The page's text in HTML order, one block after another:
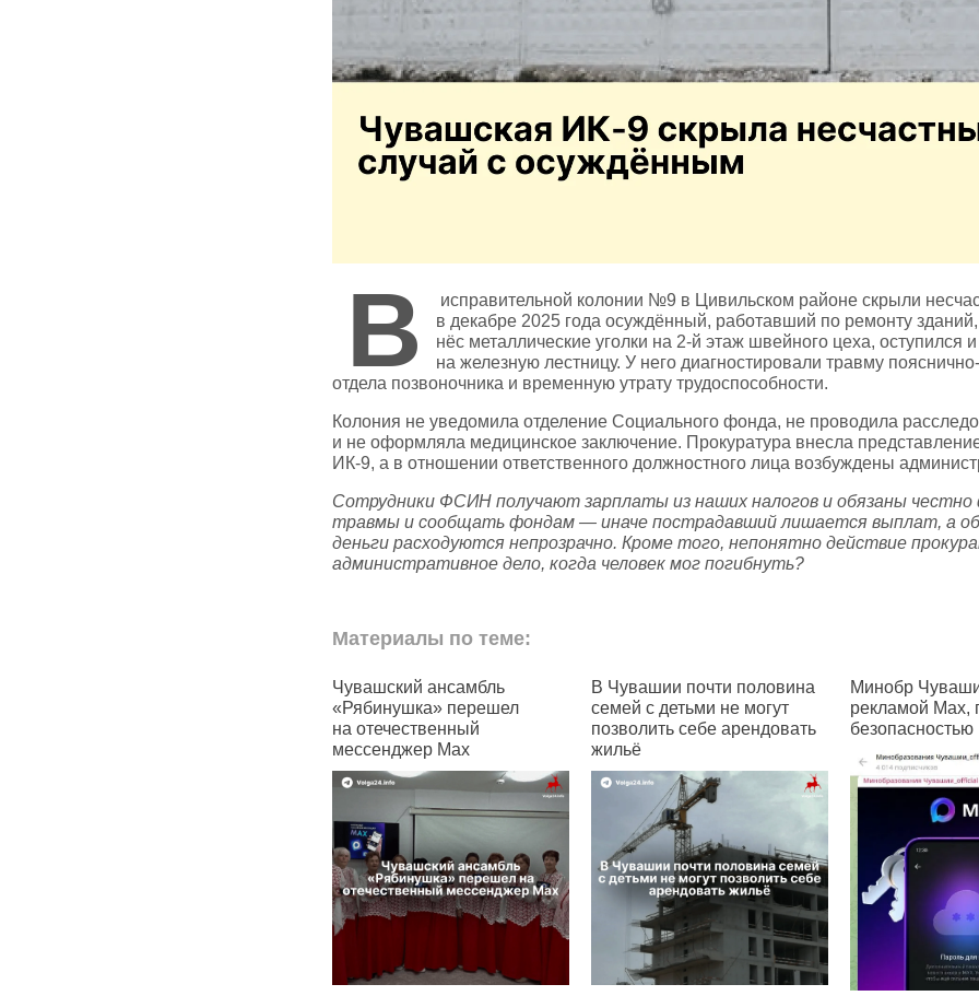
В
исправительной колонии №9 в Цивильском районе скрыли
в декабре 2025 года осуждённый, работавший по ремонту зданий,
нёс металлические уголки на 2‑й этаж швейного цеха, оступился
на железную лестницу. У него диагностировали травму
отдела позвоночника и временную утрату трудоспособности.
Колония не уведомила отделение Социального фонда, не проводила
и не оформляла медицинское заключение. Прокуратура внесла
ИК‑9, а в отношении ответственного должностного лица возбуждены
Сотрудники ФСИН получают зарплаты из наших налогов и обязаны честно
травмы и сообщать фондам — иначе пострадавший лишается выплат, а
деньги расходуются непрозрачно. Кроме того, непонятно действие
административное дело, когда человек мог погибнуть?
Материалы по теме:
Чувашский ансамбль
«Рябинушка» перешел
на отечественный
мессенджер Max
В Чувашии почти половина
семей с детьми не могут
позволить себе арендовать
жильё
Минобр
рекламой Max,
безопасностью